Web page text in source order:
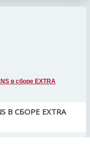
в сборе EXTRA
В СБОРЕ EXTRA